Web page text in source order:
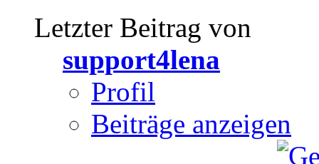
Letzter Beitrag von
support4lena
Profil
Beiträge anzeigen